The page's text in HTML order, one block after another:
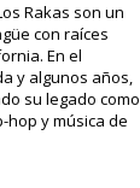
Rakas son un
con raíces
En el
y algunos años,
su legado como
y música de